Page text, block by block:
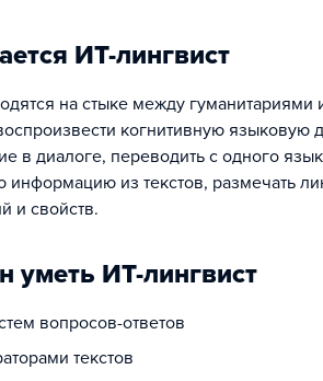
ИТ-лингвист
на стыке между
когнитивную языковую
в диалоге, переводить с одного
информацию из текстов, размечать
и свойств.
уметь ИТ-лингвист
вопросов-ответов
текстов